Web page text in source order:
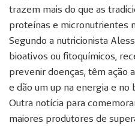
trazem mais do que as
proteínas e micronutrientes
Segundo a nutricionista
bioativos ou fitoquímicos,
prevenir doenças, têm ação
e dão um up na energia e no
Outra notícia para
maiores produtores de